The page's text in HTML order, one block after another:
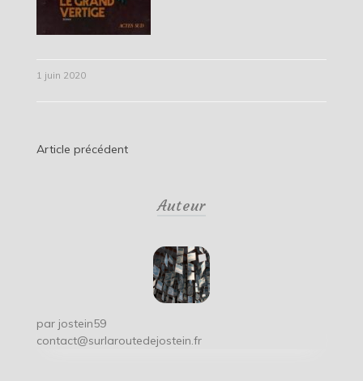
1 juin 2020
Navigation
Article précédent
Auteur
par jostein59
contact@surlaroutedejostein.fr